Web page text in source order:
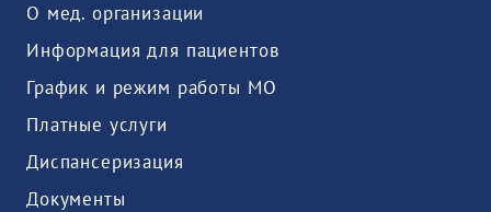
О мед. организации
Информация для пациентов
График и режим работы МО
Платные услуги
Диспансеризация
Документы